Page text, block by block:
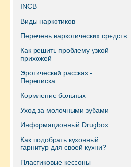
INCB
Виды наркотиков
Перечень наркотических средств
Как решить проблему узкой
прихожей
Эротический рассказ -
Переписка
Кормление больных
Уход за молочными зубами
Информационный Drugbox
Как подобрать кухонный
гарнитур для своей кухни?
Пластиковые кессоны